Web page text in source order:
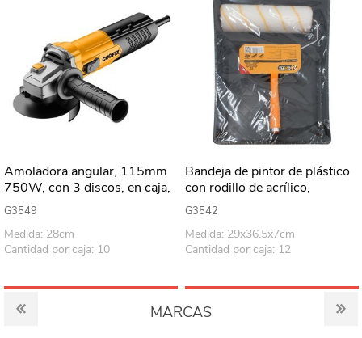
Amoladora angular, 115mm
750W, con 3 discos, en caja,
Coofix
G3549
Medida: 28cm
Cantidad por caja: 10
Bandeja de pintor de plástico
con rodillo de acrílico,
230mm/5.7, Coofix
G3542
Medida: 29x36.5x7cm
Cantidad por caja: 12
MARCAS